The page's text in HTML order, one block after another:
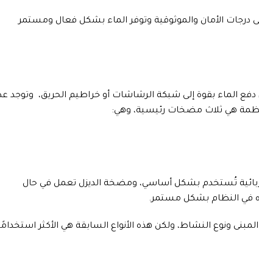
الأمان والموثوقية وتوفر الماء بشكل فعال ومستمر
الماء بقوة إلى شبكة الرشاشات أو خراطيم الحريق، وتوجد
هي ثلاث مضخات رئيسية، وهي:
تُستخدم بشكل أساسي، ومضخة الديزل تعمل في حال
في النظام بشكل مستمر.
النشاط، ولكن هذه الأنواع السابقة هي الأكثر